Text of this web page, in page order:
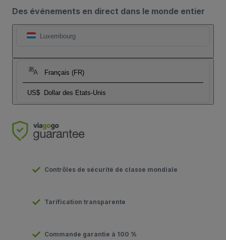
Des événements en direct dans le monde entier
Luxembourg
Français (FR)
US$ Dollar des Etats-Unis
Contrôles de sécurité de classe mondiale
Tarification transparente
Commande garantie à 100 %